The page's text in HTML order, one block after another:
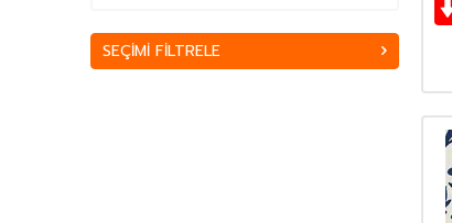
Ahmet Mithat Efendi
SEÇIMI FILTRELE